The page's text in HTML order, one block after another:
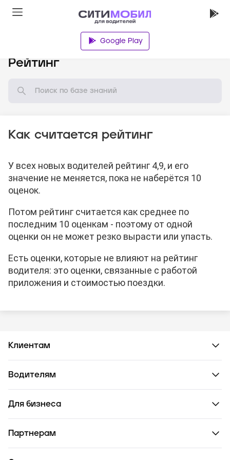
Google Play
Рейтинг
Как считается рейтинг
У всех новых водителей рейтинг 4,9, и его
значение не меняется, пока не наберётся 10
оценок.
Потом рейтинг считается как среднее по
последним 10 оценкам - поэтому от одной
оценки он не может резко вырасти или упасть.
Есть оценки, которые не влияют на рейтинг
водителя: это оценки, связанные с работой
приложения и стоимостью поездки.
Клиентам
Водителям
Для бизнеса
Партнерам